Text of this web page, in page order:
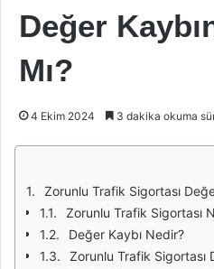
Değer
Mı?
4 Ekim 2024 3 dakika okuma
Zorunlu Trafik Sigortası
Zorunlu Trafik Sigortası
Değer Kaybı Nedir?
Zorunlu Trafik Sigortası